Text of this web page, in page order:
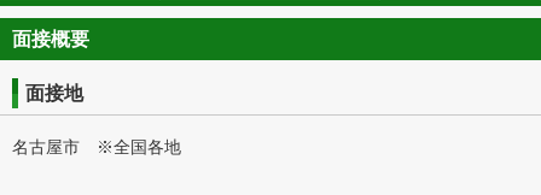
面接概要
面接地
名古屋市 ※全国各地